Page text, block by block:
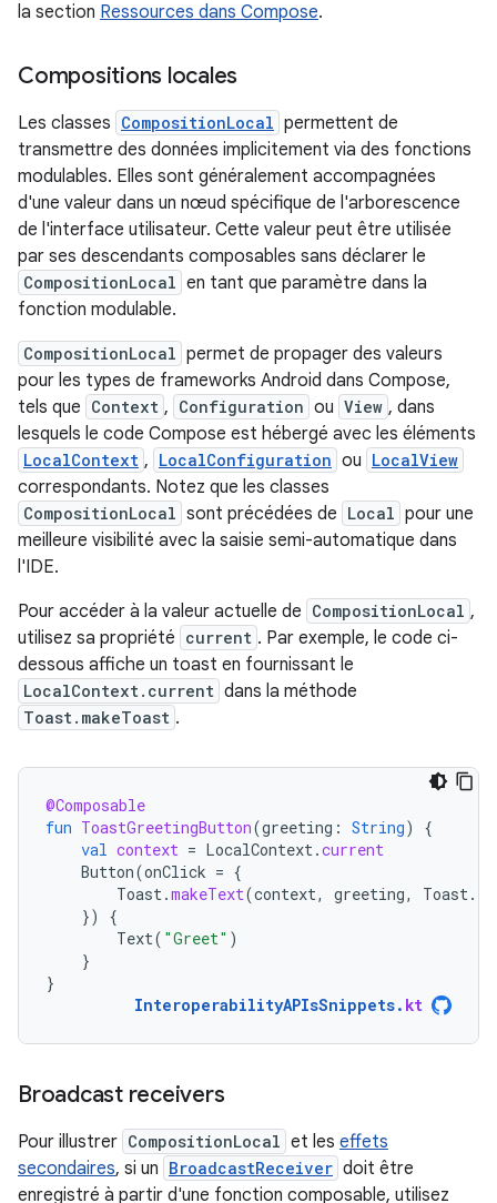
la section Ressources dans Compose.
Compositions locales
Les classes CompositionLocal permettent de
transmettre des données implicitement via des fonctions
modulables. Elles sont généralement accompagnées
d'une valeur dans un nœud spécifique de l'arborescence
de l'interface utilisateur. Cette valeur peut être utilisée
par ses descendants composables sans déclarer le
CompositionLocal en tant que paramètre dans la
fonction modulable.
CompositionLocal permet de propager des valeurs
pour les types de frameworks Android dans Compose,
tels que Context , Configuration ou View , dans
lesquels le code Compose est hébergé avec les éléments
LocalContext , LocalConfiguration ou LocalView
correspondants. Notez que les classes
CompositionLocal sont précédées de Local pour une
meilleure visibilité avec la saisie semi-automatique dans
l'IDE.
Pour accéder à la valeur actuelle de CompositionLocal ,
utilisez sa propriété current . Par exemple, le code ci-
dessous affiche un toast en fournissant le
LocalContext.current dans la méthode
Toast.makeToast .
@Composable
fun ToastGreetingButton(greeting : String)
{
val context = LocalContext.current
Button(onClick = {
Toast.makeText(context, greeting, Toast.
})
{
Text( "Greet" )
}
}
InteroperabilityAPIsSnippets. kt
Broadcast receivers
Pour illustrer CompositionLocal et les effets
secondaires, si un BroadcastReceiver doit être
enregistré à partir d'une fonction composable, utilisez